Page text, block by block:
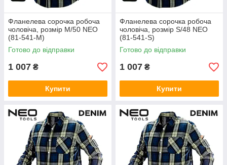
Фланелева сорочка робоча
чоловіча, розмір M/50 NEO
(81-541-M)
Готово до відправки
1 007 ₴
Купити
Фланелева сорочка робоча
чоловіча, розмір S/48 NEO
(81-541-S)
Готово до відправки
1 007 ₴
Купити